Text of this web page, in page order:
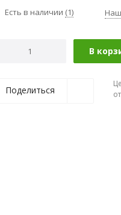
Есть в наличии (1)
В
Поделиться